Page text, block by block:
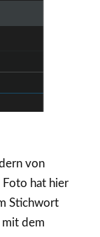
von
Foto hat hier
Stichwort
mit dem